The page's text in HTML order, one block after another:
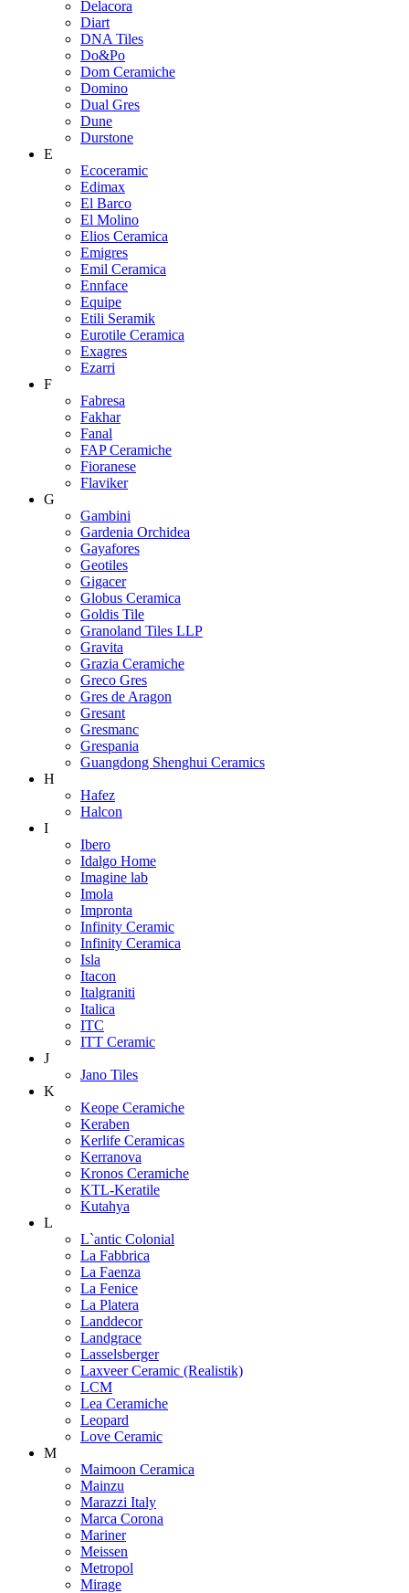
Delacora
Diart
DNA Tiles
Do&Po
Dom Ceramiche
Domino
Dual Gres
Dune
Durstone
E
Ecoceramic
Edimax
El Barco
El Molino
Elios Ceramica
Emigres
Emil Ceramica
Ennface
Equipe
Etili Seramik
Eurotile Ceramica
Exagres
Ezarri
F
Fabresa
Fakhar
Fanal
FAP Ceramiche
Fioranese
Flaviker
G
Gambini
Gardenia Orchidea
Gayafores
Geotiles
Gigacer
Globus Ceramica
Goldis Tile
Granoland Tiles LLP
Gravita
Grazia Ceramiche
Greco Gres
Gres de Aragon
Gresant
Gresmanc
Grespania
Guangdong Shenghui Ceramics
H
Hafez
Halcon
I
Ibero
Idalgo Home
Imagine lab
Imola
Impronta
Infinity Ceramic
Infinity Ceramica
Isla
Itacon
Italgraniti
Italica
ITC
ITT Ceramic
J
Jano Tiles
K
Keope Ceramiche
Keraben
Kerlife Ceramicas
Kerranova
Kronos Ceramiche
KTL-Keratile
Kutahya
L
L`antic Colonial
La Fabbrica
La Faenza
La Fenice
La Platera
Landdecor
Landgrace
Lasselsberger
Laxveer Ceramic (Realistik)
LCM
Lea Ceramiche
Leopard
Love Ceramic
M
Maimoon Ceramica
Mainzu
Marazzi Italy
Marca Corona
Mariner
Meissen
Metropol
Mirage